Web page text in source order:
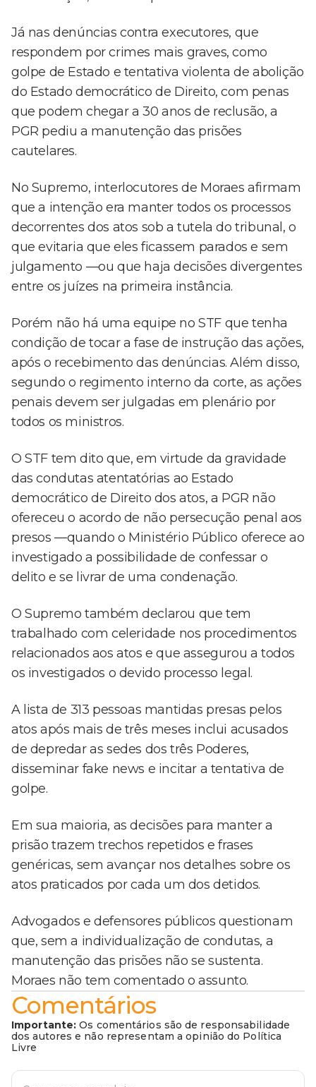
Já nas denúncias contra executores, que
respondem por crimes mais graves, como
golpe de Estado e tentativa violenta de abolição
do Estado democrático de Direito, com penas
que podem chegar a 30 anos de reclusão, a
PGR pediu a manutenção das prisões
cautelares.
No Supremo, interlocutores de Moraes afirmam
que a intenção era manter todos os processos
decorrentes dos atos sob a tutela do tribunal, o
que evitaria que eles ficassem parados e sem
julgamento —ou que haja decisões divergentes
entre os juízes na primeira instância.
Porém não há uma equipe no STF que tenha
condição de tocar a fase de instrução das ações,
após o recebimento das denúncias. Além disso,
segundo o regimento interno da corte, as ações
penais devem ser julgadas em plenário por
todos os ministros.
O STF tem dito que, em virtude da gravidade
das condutas atentatórias ao Estado
democrático de Direito dos atos, a PGR não
ofereceu o acordo de não persecução penal aos
presos —quando o Ministério Público oferece ao
investigado a possibilidade de confessar o
delito e se livrar de uma condenação.
O Supremo também declarou que tem
trabalhado com celeridade nos procedimentos
relacionados aos atos e que assegurou a todos
os investigados o devido processo legal.
A lista de 313 pessoas mantidas presas pelos
atos após mais de três meses inclui acusados
de depredar as sedes dos três Poderes,
disseminar fake news e incitar a tentativa de
golpe.
Em sua maioria, as decisões para manter a
prisão trazem trechos repetidos e frases
genéricas, sem avançar nos detalhes sobre os
atos praticados por cada um dos detidos.
Advogados e defensores públicos questionam
que, sem a individualização de condutas, a
manutenção das prisões não se sustenta.
Moraes não tem comentado o assunto.
Comentários
Importante: Os comentários são de responsabilidade
dos autores e não representam a opinião do Política
Livre